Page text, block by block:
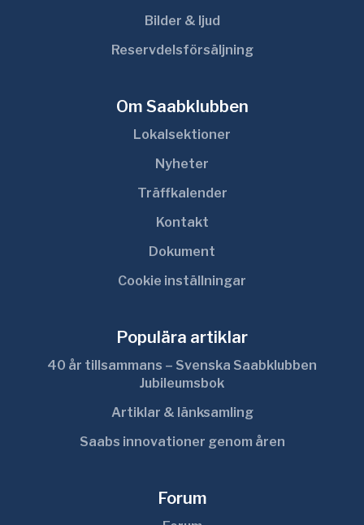
Bilder & ljud
Reservdelsförsäljning
Om Saabklubben
Lokalsektioner
Nyheter
Träffkalender
Kontakt
Dokument
Cookie inställningar
Populära artiklar
40 år tillsammans – Svenska Saabklubben
Jubileumsbok
Artiklar & länksamling
Saabs innovationer genom åren
Forum